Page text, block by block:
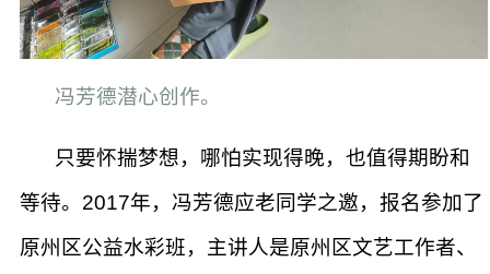
冯芳德潜心创作。
只要怀揣梦想，哪怕实现得晚，也值得期盼和
等待。2017年，冯芳德应老同学之邀，报名参加了
原州区公益水彩班，主讲人是原州区文艺工作者、